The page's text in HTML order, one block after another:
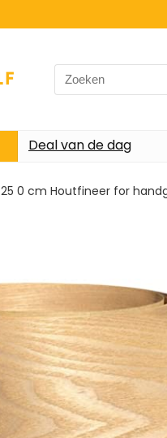
Search
for:
Deal van de dag
25 0 cm Houtfineer for